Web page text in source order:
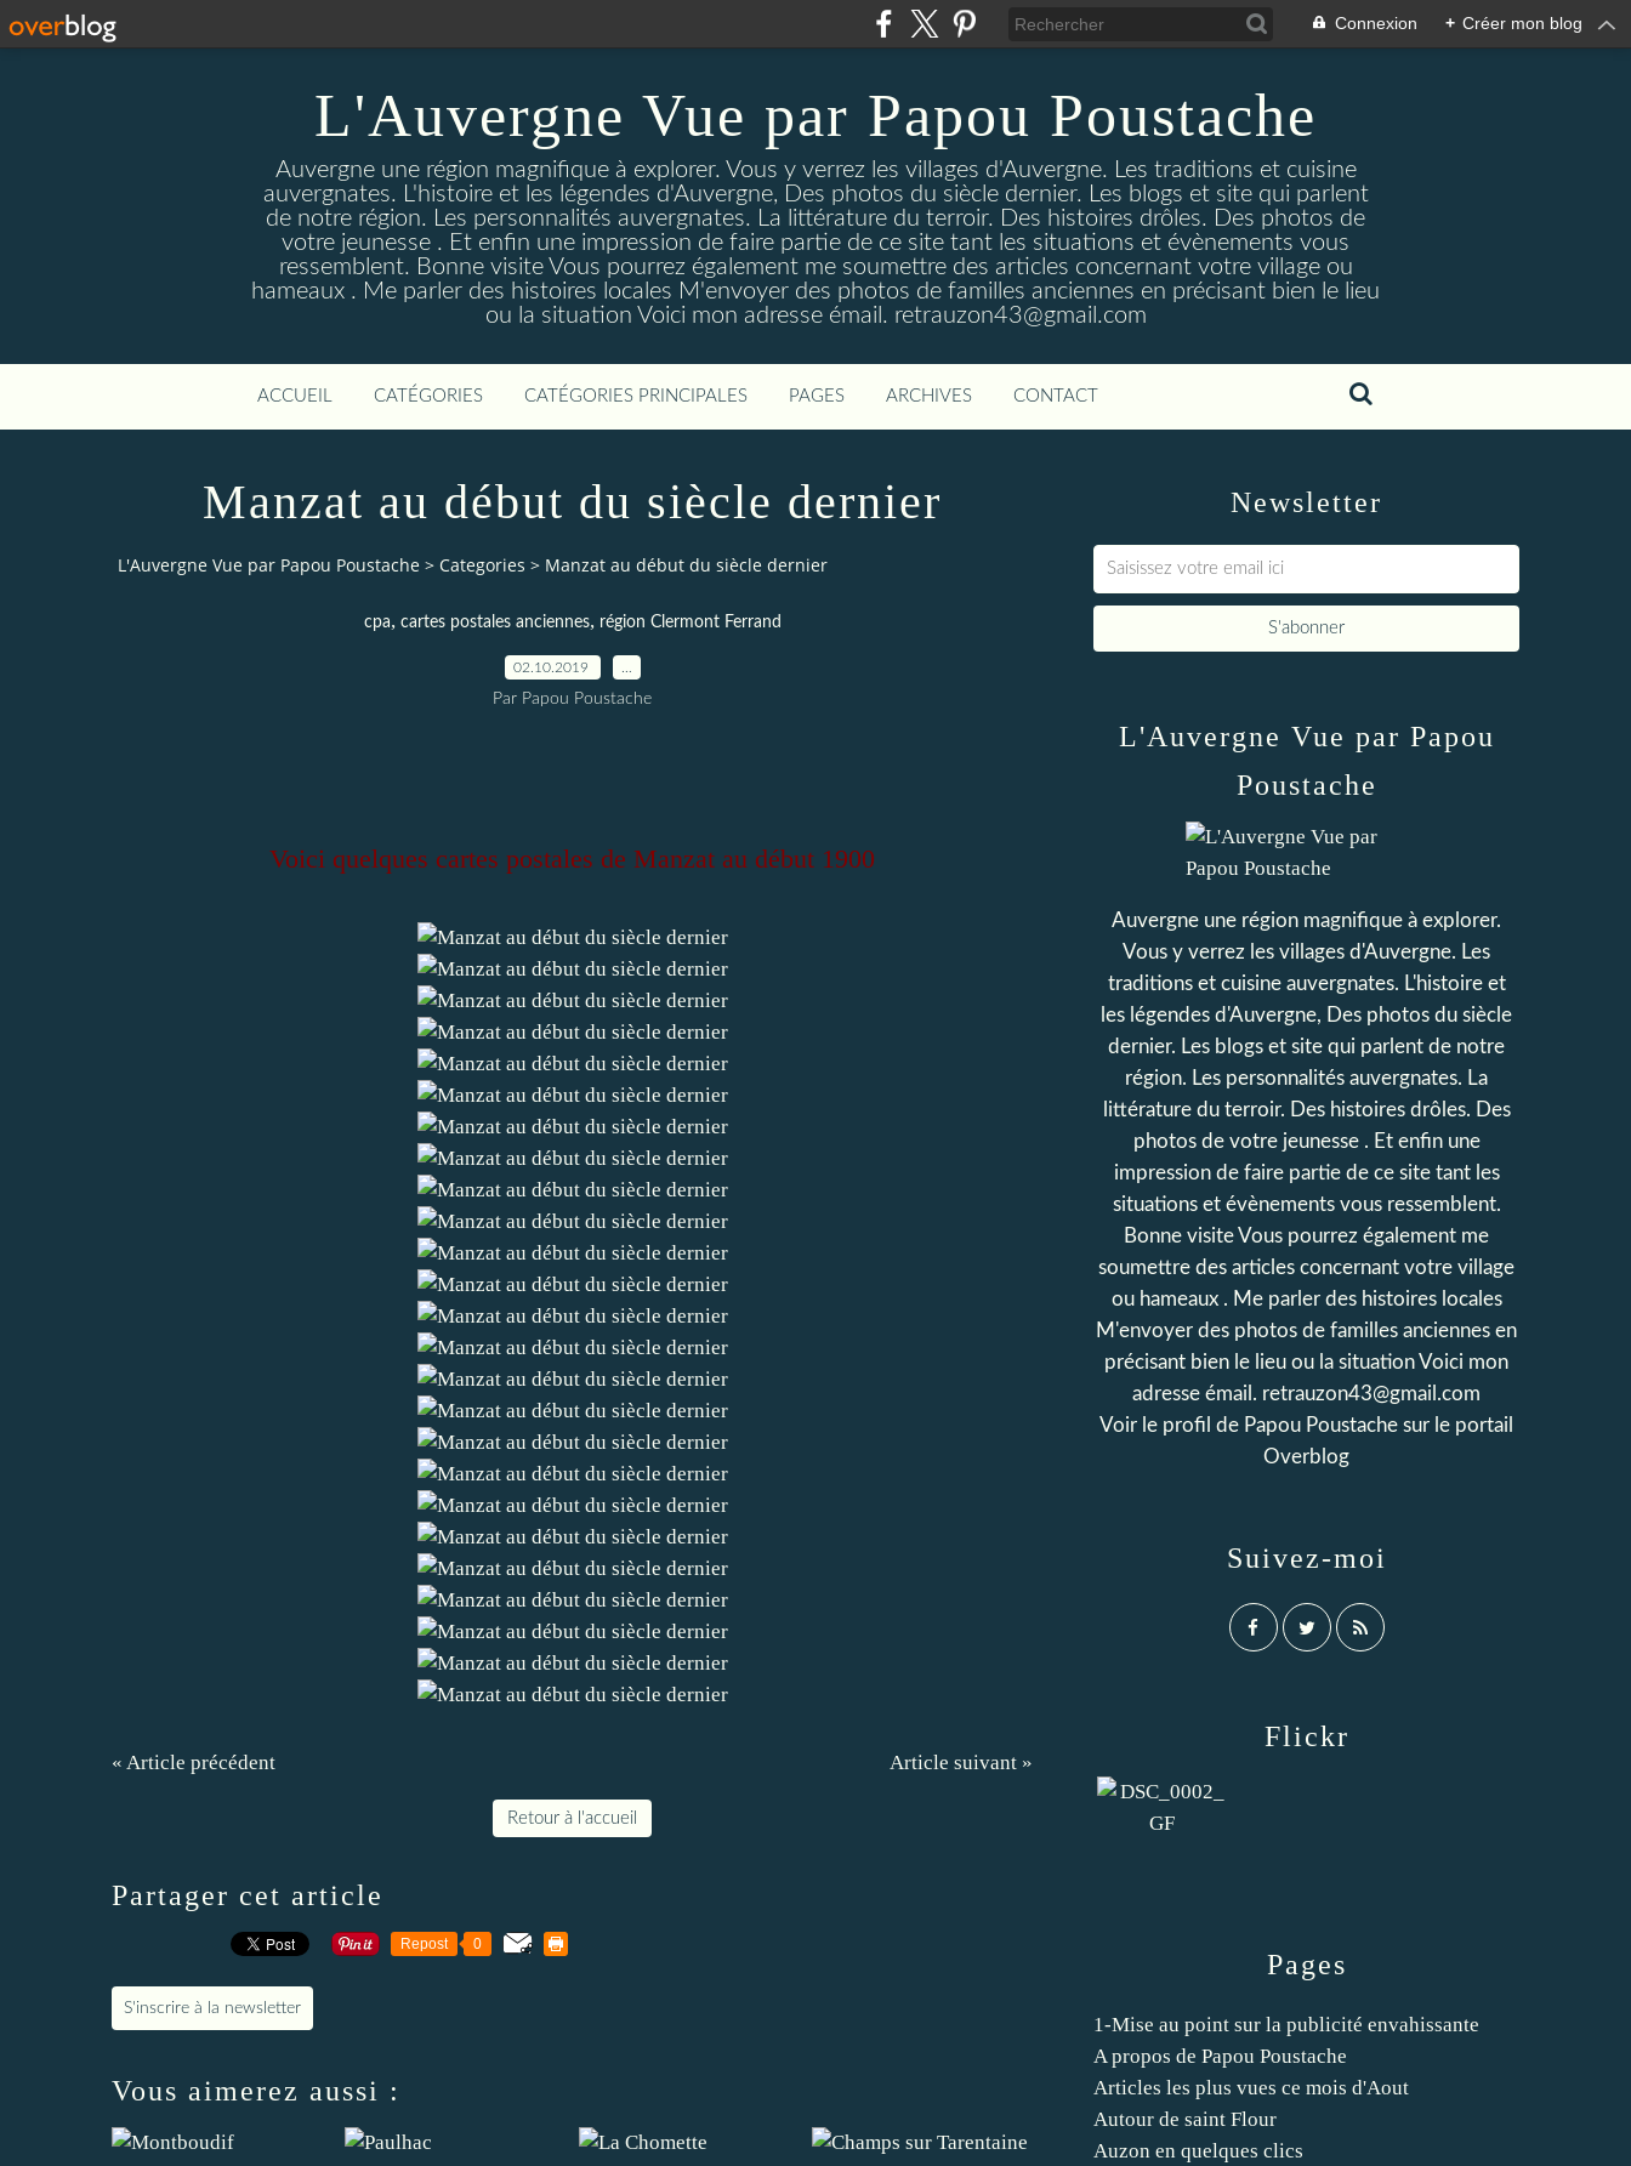
Connexion + Créer mon blog
L'Auvergne Vue par Papou Poustache
Auvergne une région magnifique à explorer. Vous y verrez les villages d'Auvergne. Les traditions et cuisine
auvergnates. L'histoire et les légendes d'Auvergne, Des photos du siècle dernier. Les blogs et site qui parlent
de notre région. Les personnalités auvergnates. La littérature du terroir. Des histoires drôles. Des photos de
votre jeunesse . Et enfin une impression de faire partie de ce site tant les situations et évènements vous
ressemblent. Bonne visite Vous pourrez également me soumettre des articles concernant votre village ou
hameaux . Me parler des histoires locales M'envoyer des photos de familles anciennes en précisant bien le lieu
ou la situation Voici mon adresse émail. retrauzon43@gmail.com
ACCUEIL CATÉGORIES CATÉGORIES PRINCIPALES PAGES ARCHIVES CONTACT
Manzat au début du siècle dernier
L'Auvergne Vue par Papou Poustache > Categories > Manzat au début du siècle dernier
cpa, cartes postales anciennes, région Clermont Ferrand
02.10.2019
Par Papou Poustache
Voici quelques cartes postales de Manzat au début 1900
« Article précédent Article suivant »
Retour à l'accueil
Partager cet article
Repost 0
S'inscrire à la newsletter
Vous aimerez aussi :
Newsletter
Pages
1-Mise au point sur la publicité envahissante
A propos de Papou Poustache
Articles les plus vues ce mois d'Aout
Autour de saint Flour
Auzon en quelques clics
L'Auvergne Vue par Papou
Poustache
Auvergne une région magnifique à explorer.
Vous y verrez les villages d'Auvergne. Les
traditions et cuisine auvergnates. L'histoire et
les légendes d'Auvergne, Des photos du siècle
dernier. Les blogs et site qui parlent de notre
région. Les personnalités auvergnates. La
littérature du terroir. Des histoires drôles. Des
photos de votre jeunesse . Et enfin une
impression de faire partie de ce site tant les
situations et évènements vous ressemblent.
Bonne visite Vous pourrez également me
soumettre des articles concernant votre village
ou hameaux . Me parler des histoires locales
M'envoyer des photos de familles anciennes en
précisant bien le lieu ou la situation Voici mon
adresse émail. retrauzon43@gmail.com
Voir le profil de Papou Poustache sur le portail
Overblog
Suivez-moi
Flickr